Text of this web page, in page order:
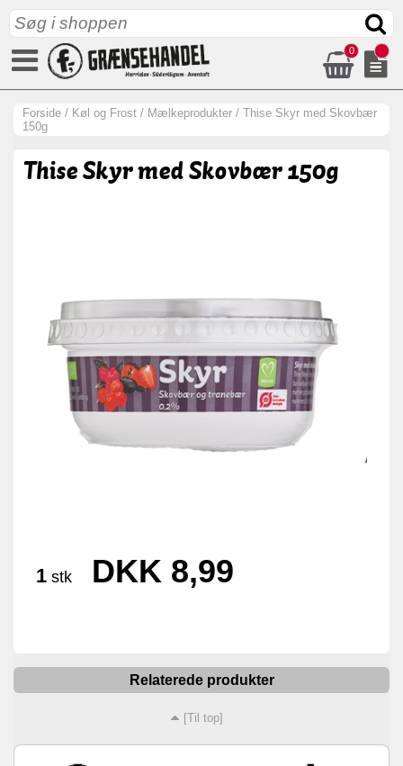
0
Forside / Køl og Frost / Mælkeprodukter / Thise Skyr med Skovbær
150g
Thise Skyr med Skovbær 150g
1 stk DKK 8,99
Relaterede produkter
[Til top]